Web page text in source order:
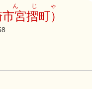
宮摺町）
んじゃ